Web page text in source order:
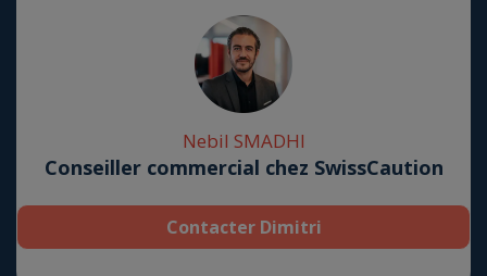
Nebil SMADHI
Conseiller commercial chez SwissCaution
Contacter Dimitri